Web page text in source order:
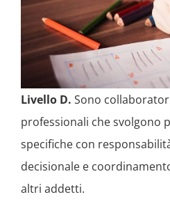
Livello D. Sono
professionali che svolgono
specifiche con
decisionale e
altri addetti.